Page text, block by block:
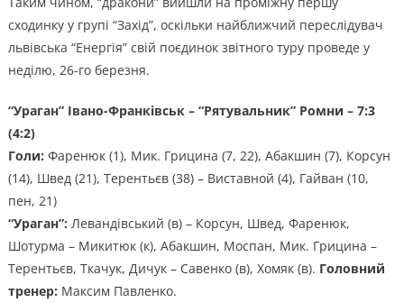
сходинку у групі “Захід”, оскільки найближчий переслідувач
львівська “Енергія” свій поєдинок звітного туру проведе у
неділю, 26-го березня.
“Ураган” Івано-Франківськ – “Рятувальник” Ромни – 7:3
(4:2)
Голи: Фаренюк (1), Мик. Грицина (7, 22), Абакшин (7), Корсун
(14), Швед (21), Терентьєв (38) – Виставной (4), Гайван (10,
пен, 21)
“Ураган”: Левандівський (в) – Корсун, Швед, Фаренюк,
Шотурма – Микитюк (к), Абакшин, Моспан, Мик. Грицина –
Терентьєв, Ткачук, Дичук – Савенко (в), Хомяк (в). Головний
тренер: Максим Павленко.